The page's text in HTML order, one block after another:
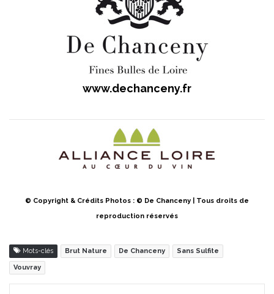
www.dechanceny.fr
© Copyright & Crédits Photos : © De Chanceny | Tous droits de
reproduction réservés
Mots-clés Brut Nature De Chanceny Sans Sulfite
Vouvray